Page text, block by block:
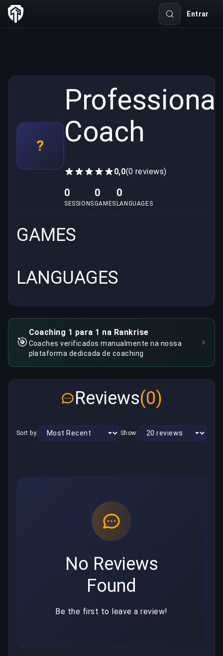
Entrar
?
Professional
Coach
0,0(0 reviews)
0
SESSIONS
0
GAMES
0
LANGUAGES
GAMES
LANGUAGES
🎯
Coaching 1 para 1 na Rankrise
Coaches verificados manualmente na nossa
plataforma dedicada de coaching
Reviews(0)
Sort by: Show:
No Reviews
Found
Be the first to leave a review!